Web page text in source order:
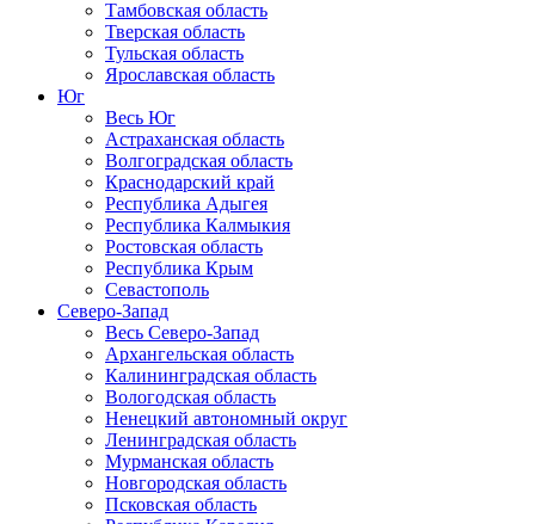
Тамбовская область
Тверская область
Тульская область
Ярославская область
Юг
Весь Юг
Астраханская область
Волгоградская область
Краснодарский край
Республика Адыгея
Республика Калмыкия
Ростовская область
Республика Крым
Севастополь
Северо-Запад
Весь Северо-Запад
Архангельская область
Калининградская область
Вологодская область
Ненецкий автономный округ
Ленинградская область
Мурманская область
Новгородская область
Псковская область